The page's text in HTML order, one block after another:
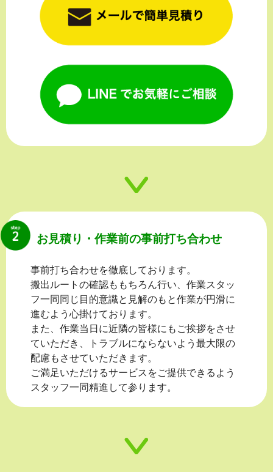
お見積り・作業前の事前打ち合わせ
事前打ち合わせを徹底しております。
搬出ルートの確認ももちろん行い、作業スタッ
フ一同同じ目的意識と見解のもと作業が円滑に
進むよう心掛けております。
また、作業当日に近隣の皆様にもご挨拶をさせ
ていただき、トラブルにならないよう最大限の
配慮もさせていただきます。
ご満足いただけるサービスをご提供できるよう
スタッフ一同精進して参ります。